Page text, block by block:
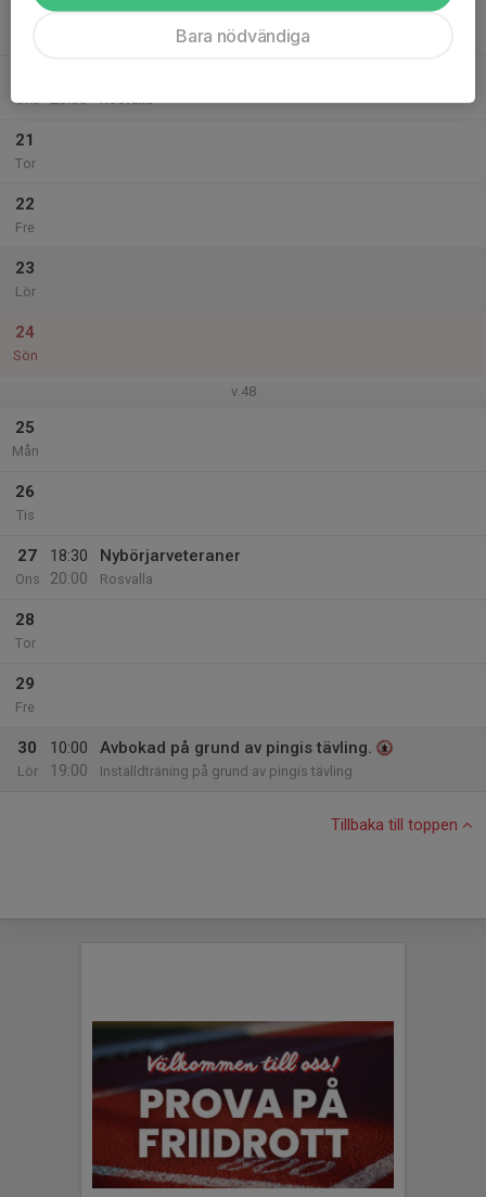
Ons
20:00
Rosvalla
21
Tor
22
Fre
23
Lör
24
Sön
v.48
25
Mån
26
Tis
27
Ons
18:30
20:00
Nybörjarveteraner
Rosvalla
28
Tor
29
Fre
30
Lör
10:00
19:00
Avbokad på grund av pingis tävling.
Inställdträning på grund av pingis tävling
Tillbaka till toppen
Bara nödvändiga